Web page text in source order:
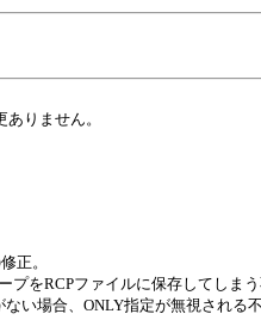
りません。
正。
をRCPファイルに保存してしまう
い場合、ONLY指定が無視される